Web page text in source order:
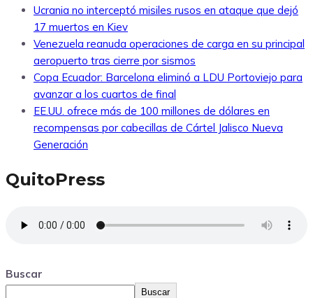
Ucrania no interceptó misiles rusos en ataque que dejó
17 muertos en Kiev
Venezuela reanuda operaciones de carga en su principal
aeropuerto tras cierre por sismos
Copa Ecuador: Barcelona eliminó a LDU Portoviejo para
avanzar a los cuartos de final
EE.UU. ofrece más de 100 millones de dólares en
recompensas por cabecillas de Cártel Jalisco Nueva
Generación
QuitoPress
Buscar
Buscar